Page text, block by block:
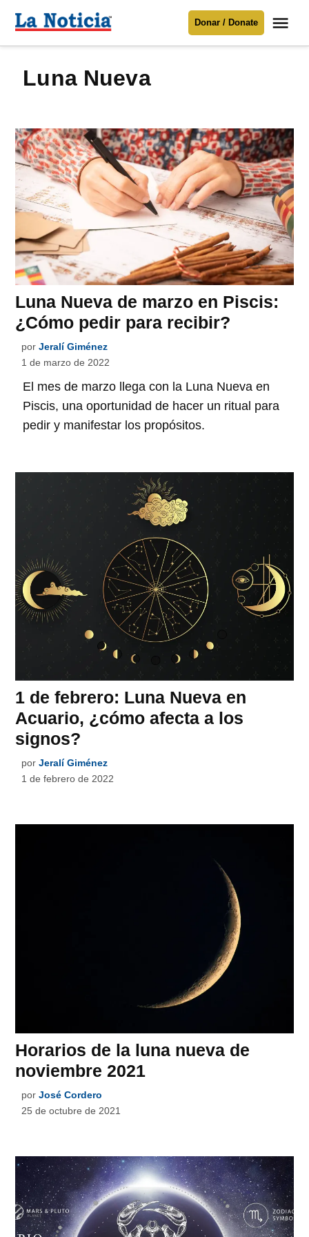
Para mantenerte informado necesitamos
contenido
Noticia
Donar / Donate
Luna Nueva
Luna Nueva de marzo en Piscis:
¿Cómo pedir para recibir?
por Jeralí Giménez
1 de marzo de 2022
El mes de marzo llega con la Luna Nueva en
Piscis, una oportunidad de hacer un ritual para
pedir y manifestar los propósitos.
1 de febrero: Luna Nueva en
Acuario, ¿cómo afecta a los
signos?
por Jeralí Giménez
1 de febrero de 2022
Horarios de la luna nueva de
noviembre 2021
por José Cordero
25 de octubre de 2021